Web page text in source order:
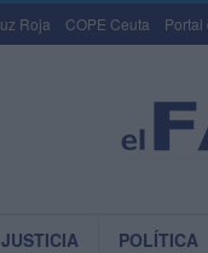
Roja COPE Ceuta Portal
JUSTICIA POLÍTICA